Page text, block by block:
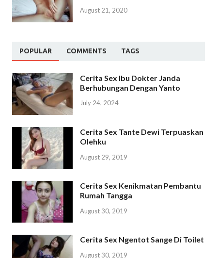
August 21, 2020
POPULAR COMMENTS TAGS
Cerita Sex Ibu Dokter Janda
Berhubungan Dengan Yanto
July 24, 2024
Cerita Sex Tante Dewi Terpuaskan
Olehku
August 29, 2019
Cerita Sex Kenikmatan Pembantu
Rumah Tangga
August 30, 2019
Cerita Sex Ngentot Sange Di Toilet
August 30, 2019